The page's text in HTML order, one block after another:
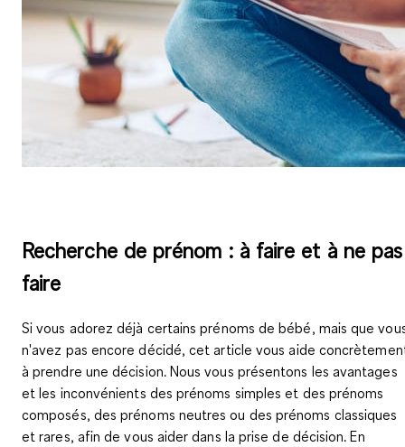
Recherche de prénom : à faire et à ne pas
faire
Si vous adorez déjà certains prénoms de bébé, mais que
n'avez pas encore décidé, cet article vous aide
à prendre une décision. Nous vous présentons les avantages
et les inconvénients des prénoms simples et des prénoms
composés, des prénoms neutres ou des prénoms classiques
et rares, afin de vous aider dans la prise de décision. En